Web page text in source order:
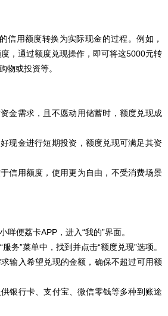
信用额度转换为实际现金的过程。例如，
，通过额度兑现操作，即可将这5000元转
物或投资等。
金需求，且不愿动用储蓄时，额度兑现成
现金进行短期投资，额度兑现可满足其资
信用额度，使用更为自由，不受消费场景
咩便荔卡APP，进入“我的”界面。
务”菜单中，找到并点击“额度兑现”选项。
输入希望兑现的金额，确保不超过可用额
银行卡、支付宝、微信零钱等多种到账途